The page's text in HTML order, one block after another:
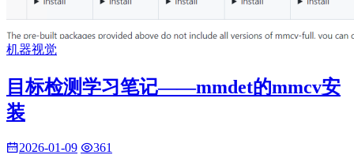
机器视觉
目标检测学习笔记——mmdet的mmcv安
装
2026-01-09 361